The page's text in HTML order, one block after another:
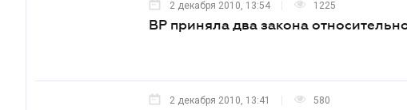
2 декабря 2010, 13:54 1225
ВР приняла два закона
2 декабря 2010, 13:41 580